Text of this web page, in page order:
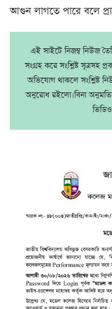
আগুন লাগতে পারে বলে
এই সাইটে নিজম্ব নিউজ
সংগ্রহ করে সংশ্লিষ্ট সূত্রসহ
অভিযোগ থাকলে সংশ্লিষ্ট
অনুরোধ রইলো।বিনা